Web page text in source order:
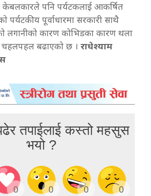
केबलकारले पनि पर्यटकलाई आकर्षित
पर्यटकीय पूर्वाधारमा सरकारी साथै
लगानीको कारण कोभिडका कारण थला
चहलपहल बढाएको छ । राधेश्याम
तपाईलाई कस्तो महसुस
भयो ?
0 0 0 0